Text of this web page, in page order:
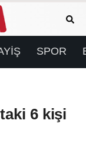
SPOR
6 kişi